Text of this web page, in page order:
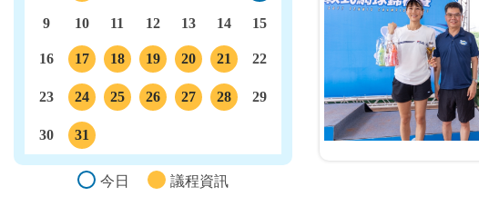
9
10 11 12 13 14 15
16
17
議程
18
議程
19
議程
20
議程
21
議程
22
23
24
議程
25
26
27
28
29
30
31
今日
議程資訊